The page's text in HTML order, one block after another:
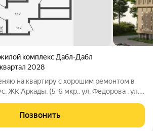
комплекс Дабл-Дабл
2028
на квартиру с хорошим ремонтом в
ЖК Аркады, (5-6 мкр., ул. Фёдорова , ул.
развивающемся районе
Он окружен
Позвонить